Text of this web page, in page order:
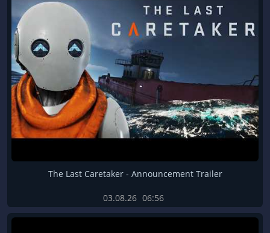
The Last Caretaker - Announcement Trailer
03.08.26 06:56